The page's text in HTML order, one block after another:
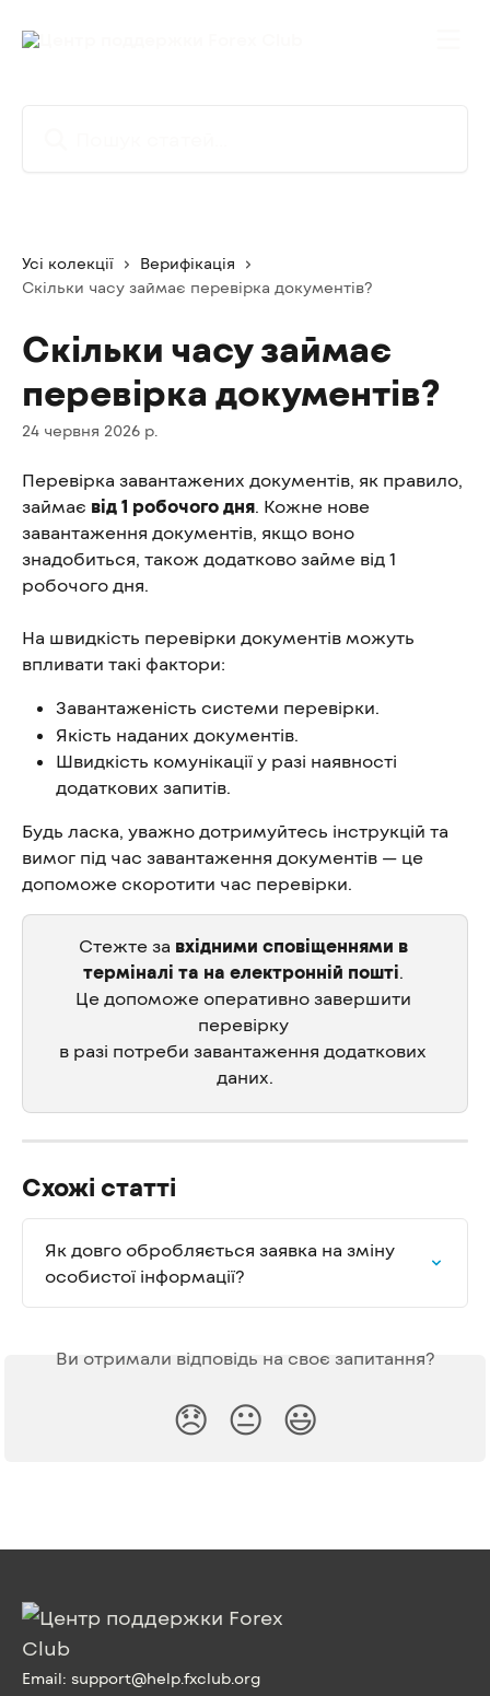
Усі колекції
Верифікація
Скільки часу займає перевірка документів?
Скільки часу займає
перевірка документів?
24 червня 2026 р.
Перевірка завантажених документів, як правило,
займає від 1 робочого дня. Кожне нове
завантаження документів, якщо воно
знадобиться, також додатково займе від 1
робочого дня.
На швидкість перевірки документів можуть
впливати такі фактори:
Завантаженість системи перевірки.
Якість наданих документів.
Швидкість комунікації у разі наявності
додаткових запитів.
Будь ласка, уважно дотримуйтесь інструкцій та
вимог під час завантаження документів — це
допоможе скоротити час перевірки.
Стежте за вхідними сповіщеннями в
терміналі та на електронній пошті.
Це допоможе оперативно завершити
перевірку
в разі потреби завантаження додаткових
даних.
Схожі статті
Як довго обробляється заявка на зміну
особистої інформації?
Ви отримали відповідь на своє запитання?
😞 😐 😃
Email: support@help.fxclub.org